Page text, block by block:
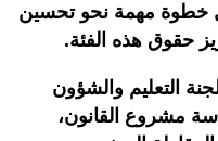
خطوة مهمة نحو تحسين
حقوق هذه الفئة.
التعليم والشؤون
مشروع القانون،